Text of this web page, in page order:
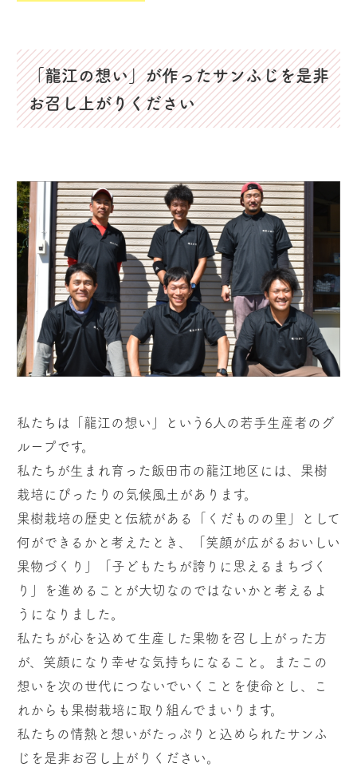
「龍江の想い」が作ったサンふじを是非
お召し上がりください
私たちは「龍江の想い」という6人の若手生産者のグ
ループです。
私たちが生まれ育った飯田市の龍江地区には、果樹
栽培にぴったりの気候風土があります。
果樹栽培の歴史と伝統がある「くだものの里」として
何ができるかと考えたとき、「笑顔が広がるおいしい
果物づくり」「子どもたちが誇りに思えるまちづく
り」を進めることが大切なのではないかと考えるよ
うになりました。
私たちが心を込めて生産した果物を召し上がった方
が、笑顔になり幸せな気持ちになること。またこの
想いを次の世代につないでいくことを使命とし、こ
れからも果樹栽培に取り組んでまいります。
私たちの情熱と想いがたっぷりと込められたサンふ
じを是非お召し上がりください。